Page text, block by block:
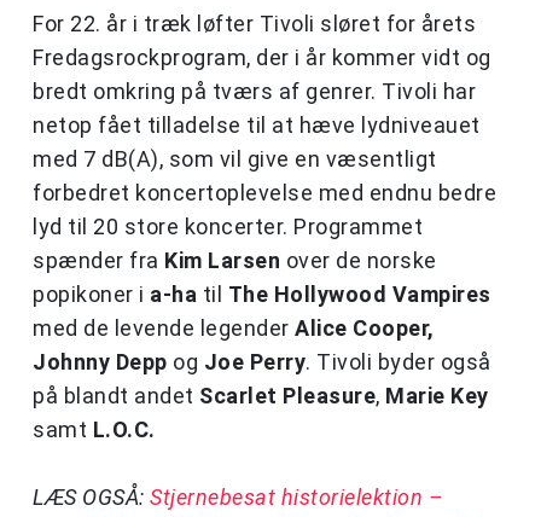
For 22. år i træk løfter Tivoli sløret for årets
Fredagsrockprogram, der i år kommer vidt og
bredt omkring på tværs af genrer. Tivoli har
netop fået tilladelse til at hæve lydniveauet
med 7 dB(A), som vil give en væsentligt
forbedret koncertoplevelse med endnu bedre
lyd til 20 store koncerter. Programmet
spænder fra Kim Larsen over de norske
popikoner i a-ha til The Hollywood Vampires
med de levende legender Alice Cooper,
Johnny Depp og Joe Perry. Tivoli byder også
på blandt andet Scarlet Pleasure, Marie Key
samt L.O.C.
LÆS OGSÅ: Stjernebesat historielektion –